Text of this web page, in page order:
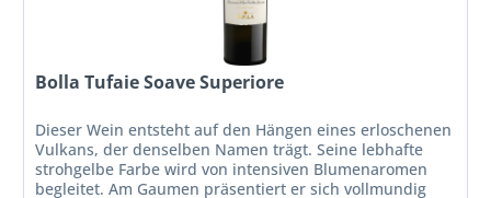
Bolla Tufaie Soave Superiore
Dieser Wein entsteht auf den Hängen eines erloschenen
Vulkans, der denselben Namen trägt. Seine lebhafte
strohgelbe Farbe wird von intensiven Blumenaromen
begleitet. Am Gaumen präsentiert er sich vollmundig